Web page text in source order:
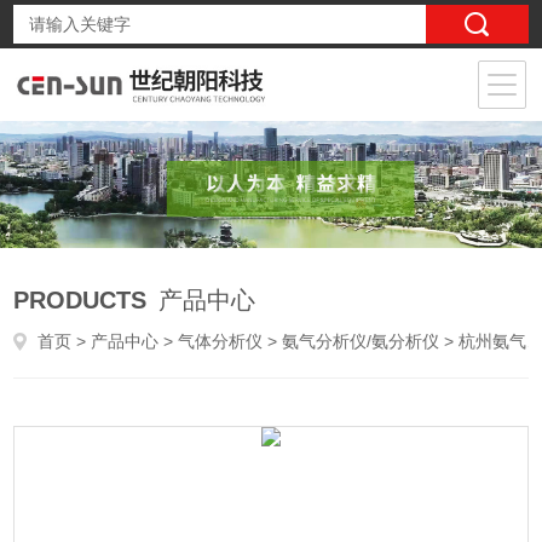
PRODUCTS 产品中心
首页 > 产品中心 >气体分析仪 >氨气分析仪/氨分析仪 > 杭州氨气浓度分析仪